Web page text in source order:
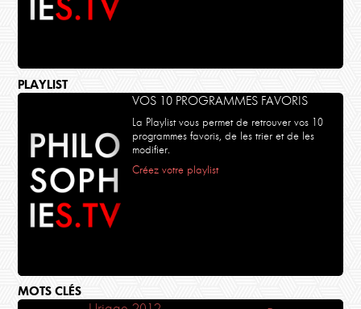
PLAYLIST
VOS 10 PROGRAMMES FAVORIS
La Playlist vous permet de retrouver vos 10
programmes favoris, de les trier et de les
modifier.
Créez votre playlist
MOTS CLÉS